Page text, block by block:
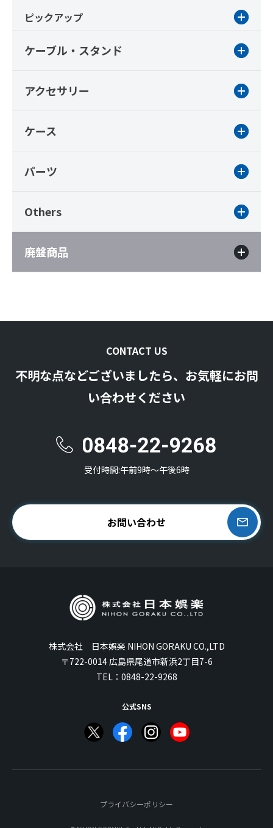
ピックアップ
ケーブル・スタンド
アクセサリー
ケース
パーツ
Others
廃盤商品
CONTACT US
不明な点などございましたら、お気軽にお問
い合わせください
受付時間:午前9時〜午後6時
お問い合わせ
株式会社 日本娯楽 NIHON GORAKU CO.,LTD
〒722-0014 広島県尾道市新浜2丁目7-6
TEL： 0848-22-9268
公式SNS
プライバシーポリシー